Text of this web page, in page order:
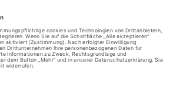
eingegebenen
bei uns, bis Sie uns zur
Ihre Einwilligung zur
oder der Zweck für die